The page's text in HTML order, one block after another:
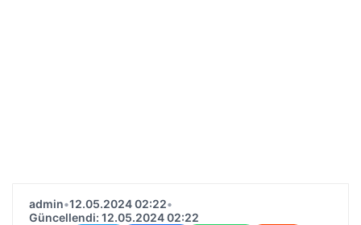
admin•12.05.2024 02:22•
Güncellendi: 12.05.2024 02:22